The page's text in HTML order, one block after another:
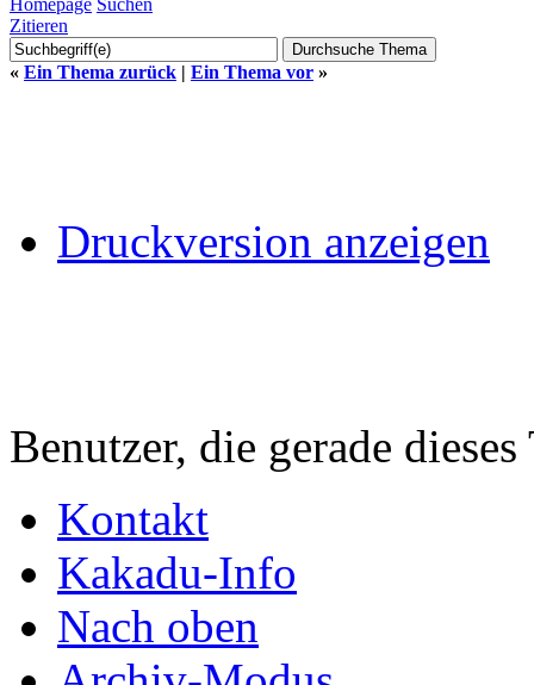
Zitieren
« Ein Thema zurück | Ein Thema vor »
Druckversion anzeigen
Benutzer, die gerade
Kontakt
Kakadu-Info
Nach oben